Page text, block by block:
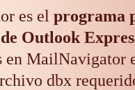
es elprograma
Outlook
en MailNavigator
dbx